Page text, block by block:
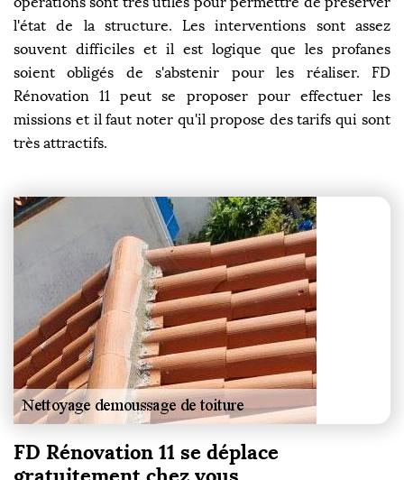
l'état de la structure. Les interventions sont assez
souvent difficiles et il est logique que les profanes
soient obligés de s'abstenir pour les réaliser. FD
Rénovation 11 peut se proposer pour effectuer les
missions et il faut noter qu'il propose des tarifs qui sont
très attractifs.
FD Rénovation 11 se déplace